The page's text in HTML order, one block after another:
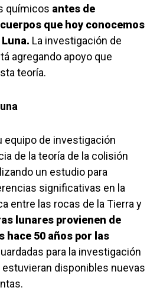
químicos antes de
que hoy conocemos
La investigación de
agregando apoyo que
teoría.
equipo de investigación
de la teoría de la colisión
un estudio para
significativas en la
entre las rocas de la Tierra y
lunares provienen de
hace 50 años por las
para la investigación
disponibles nuevas